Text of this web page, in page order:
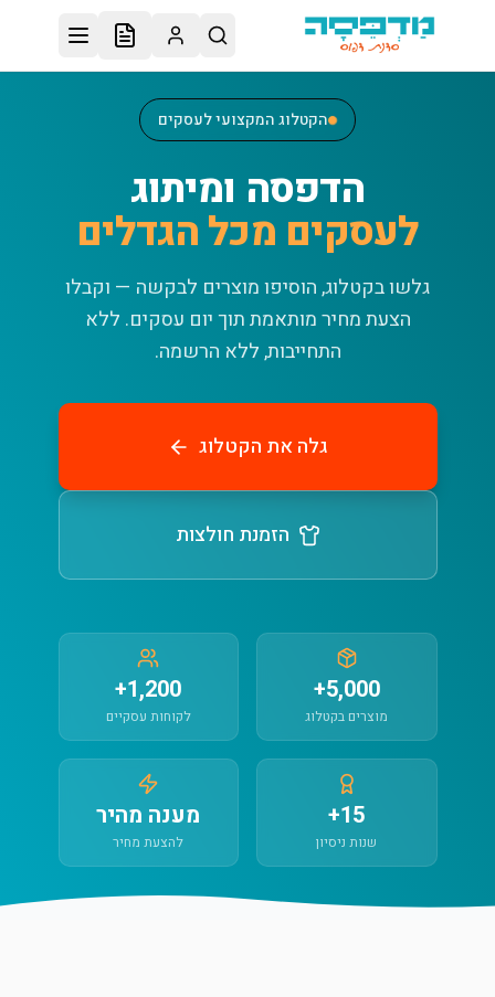
דלג לתוכן הראשי
הקטלוג המקצועי לעסקים
הדפסה ומיתוג
לעסקים מכל הגדלים
גלשו בקטלוג, הוסיפו מוצרים לבקשה — וקבלו
הצעת מחיר מותאמת תוך יום עסקים. ללא
התחייבות, ללא הרשמה.
גלה את הקטלוג
הזמנת חולצות
5,000+
מוצרים בקטלוג
1,200+
לקוחות עסקיים
15+
שנות ניסיון
מענה מהיר
להצעת מחיר